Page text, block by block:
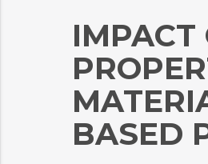
IMPACT
BASED